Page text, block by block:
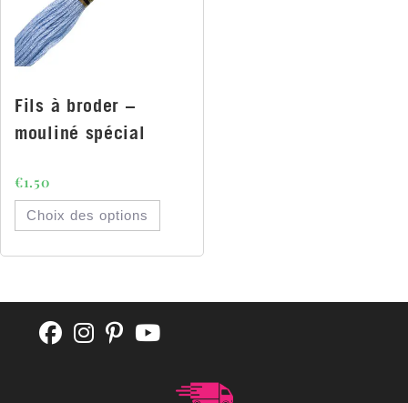
Fils à broder –
mouliné spécial
€1.50
Choix des options